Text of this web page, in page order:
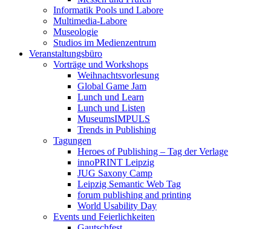
Informatik Pools und Labore
Multimedia-Labore
Museologie
Studios im Medienzentrum
Veranstaltungsbüro
Vorträge und Workshops
Weihnachtsvorlesung
Global Game Jam
Lunch und Learn
Lunch und Listen
MuseumsIMPULS
Trends in Publishing
Tagungen
Heroes of Publishing – Tag der Verlage
innoPRINT Leipzig
JUG Saxony Camp
Leipzig Semantic Web Tag
forum publishing and printing
World Usability Day
Events und Feierlichkeiten